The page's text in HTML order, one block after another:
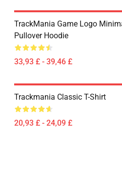
TrackMania Game Logo
Pullover Hoodie
33,93 £ - 39,46 £
Trackmania Classic T-Shirt
20,93 £ - 24,09 £